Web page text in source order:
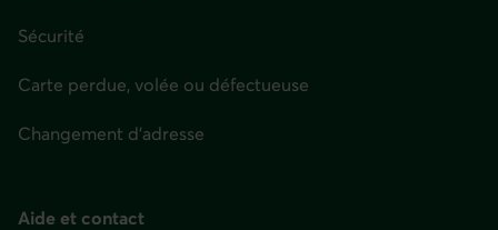
Sécurité
Carte perdue, volée ou défectueuse
Changement d'adresse
Aide et contact